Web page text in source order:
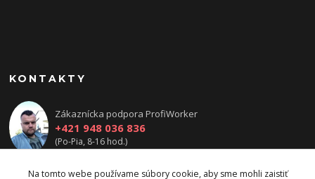
KONTAKTY
Zákaznícka podpora ProfiWorker
+421 948 036 836
(Po-Pia, 8-16 hod.)
obchod@cge-systems.sk
Na tomto webe používame súbory cookie, aby sme mohli zaistiť